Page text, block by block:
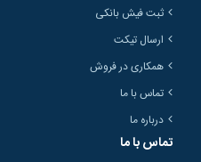
ثبت فیش بانکی
ارسال تیکت
همکاری در فروش
تماس با ما
درباره ما
تماس با ما